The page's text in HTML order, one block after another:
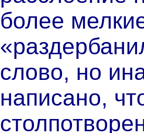
более
слово, но
написано,